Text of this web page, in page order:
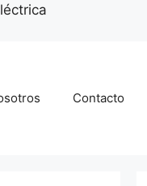
Contacto